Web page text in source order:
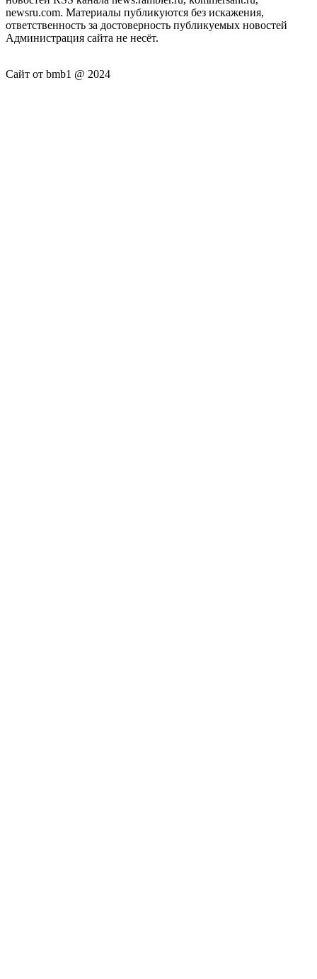
newsru.com. Материалы публикуются без искажения,
ответственность за достоверность публикуемых новостей
Администрация сайта не несёт.
Сайт от bmb1 @ 2024